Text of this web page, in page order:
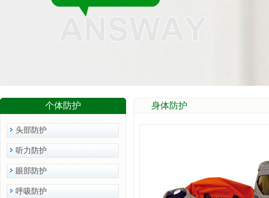
个体防护
头部防护
听力防护
眼部防护
呼吸防护
身体防护